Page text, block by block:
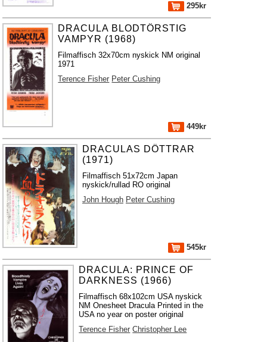
295kr
DRACULA BLODTÖRSTIG
VAMPYR (1968)
Filmaffisch 32x70cm nyskick NM original
1971
Terence Fisher Peter Cushing
449kr
DRACULAS DÖTTRAR
(1971)
Filmaffisch 51x72cm Japan
nyskick/rullad RO original
John Hough Peter Cushing
545kr
DRACULA: PRINCE OF
DARKNESS (1966)
Filmaffisch 68x102cm USA nyskick
NM Onesheet Dracula Printed in the
USA no year on poster original
Terence Fisher Christopher Lee